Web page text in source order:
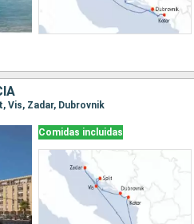
Vis, Zadar, Dubrovnik
Comidas incluidas